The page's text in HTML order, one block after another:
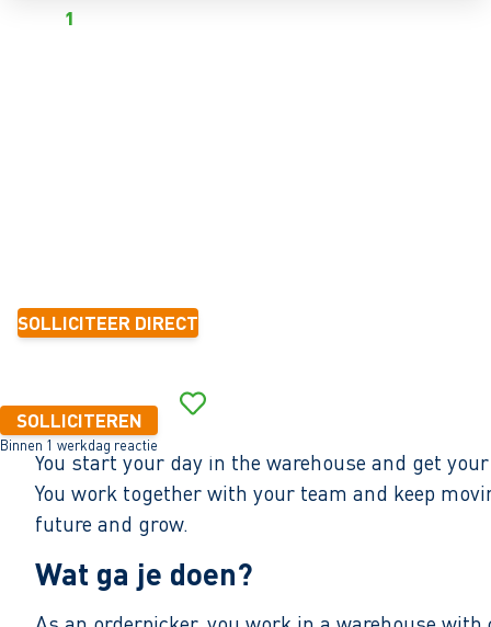
1
SOLLICITEER DIRECT
SOLLICITEREN
Binnen 1 werkdag reactie
You start your day in the warehouse and get
You work together with your team and keep
future and grow.
Wat ga je doen?